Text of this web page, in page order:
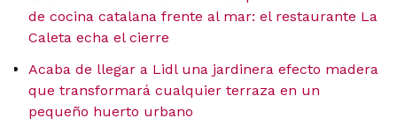
de cocina catalana frente al mar: el restaurante La
Caleta echa el cierre
Acaba de llegar a Lidl una jardinera efecto madera
que transformará cualquier terraza en un
pequeño huerto urbano